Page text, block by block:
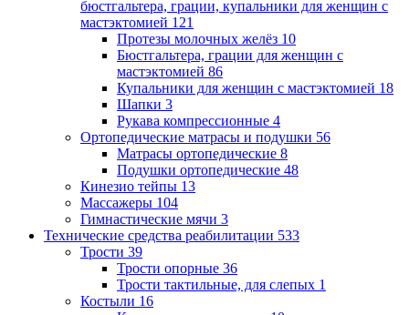
бюстгальтера, грации, купальники для женщин с
мастэктомией 121
Протезы молочных желёз 10
Бюстгальтера, грации для женщин с
мастэктомией 86
Купальники для женщин с мастэктомией 18
Шапки 3
Рукава компрессионные 4
Ортопедические матрасы и подушки 56
Матрасы ортопедические 8
Подушки ортопедические 48
Кинезио тейпы 13
Массажеры 104
Гимнастические мячи 3
Технические средства реабилитации 533
Трости 39
Трости опорные 36
Трости тактильные, для слепых 1
Костыли 16